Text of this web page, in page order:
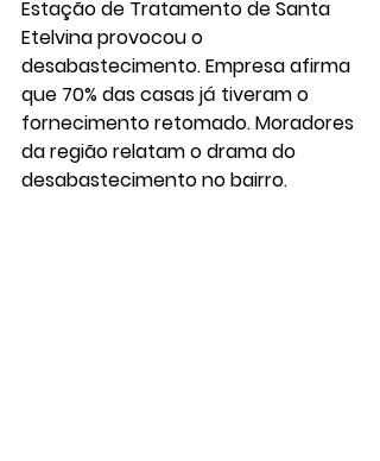
Estação de Tratamento de Santa
Etelvina provocou o
desabastecimento. Empresa afirma
que 70% das casas já tiveram o
fornecimento retomado. Moradores
da região relatam o drama do
desabastecimento no bairro.